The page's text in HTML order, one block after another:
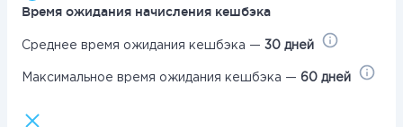
Время ожидания начисления кешбэка
Среднее время ожидания кешбэка — 30 дней
Максимальное время ожидания кешбэка — 60 дней